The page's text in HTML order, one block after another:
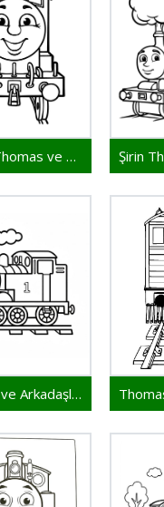
Sevimli Thomas ve Arkadaşları
Thomas ve Arkadaşları 3 Yaş Çocuklar İçin